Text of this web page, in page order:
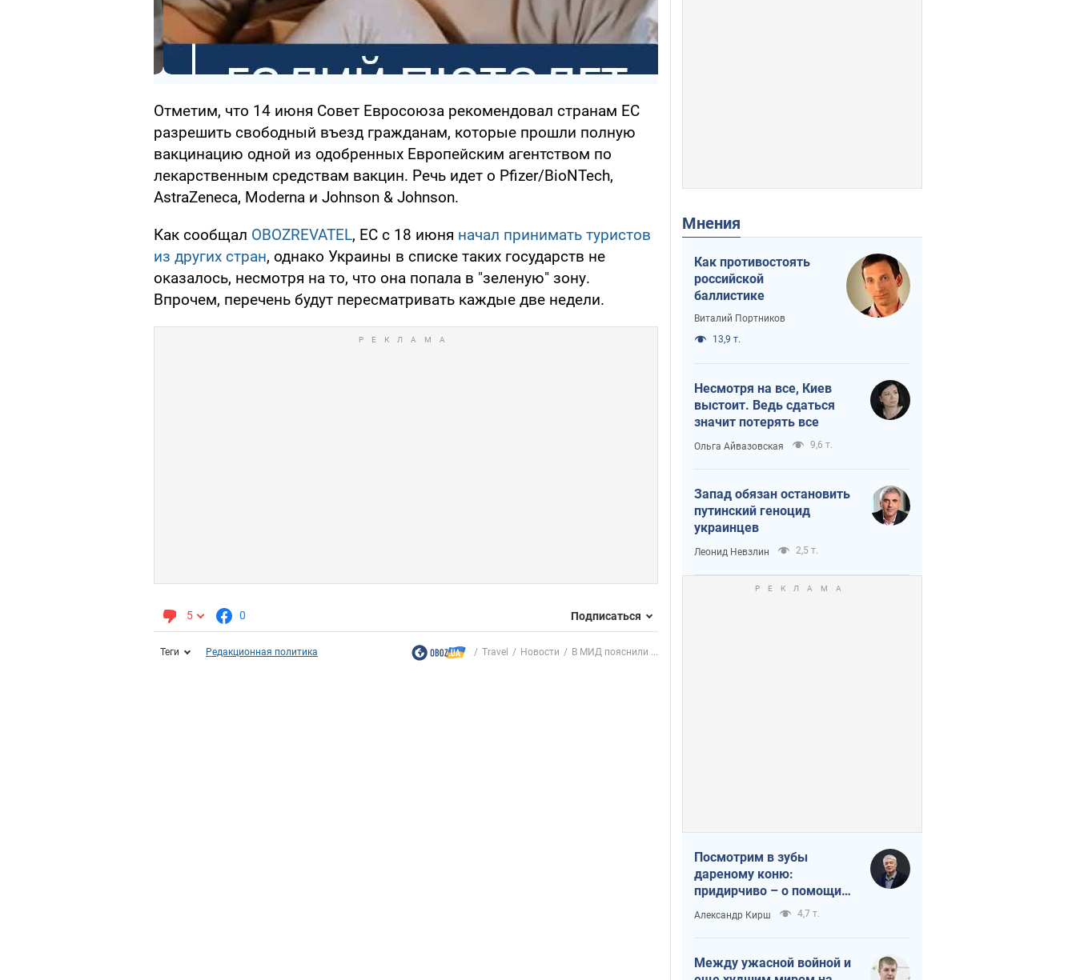
Отметим, что 14 июня Совет Евросоюза рекомендовал странам ЕС
разрешить свободный въезд гражданам, которые прошли полную
вакцинацию одной из одобренных Европейским агентством по
лекарственным средствам вакцин. Речь идет о Pfizer/BioNTech,
AstraZeneca, Moderna и Johnson & Johnson.
Как сообщал OBOZREVATEL, ЕС с 18 июня начал принимать туристов
из других стран, однако Украины в списке таких государств не
оказалось, несмотря на то, что она попала в "зеленую" зону.
Впрочем, перечень будут пересматривать каждые две недели.
5 0 Подписаться
Теги Редакционная политика Travel Новости В МИД пояснили ...
Мнения
Как противостоять
российской
баллистике
Виталий Портников
13,9 т.
Несмотря на все, Киев
выстоит. Ведь сдаться
значит потерять все
Ольга Айвазовская 9,6 т.
Запад обязан остановить
путинский геноцид
украинцев
Леонид Невзлин 2,5 т.
Посмотрим в зубы
дареному коню:
придирчиво – о помощи
Украине
Александр Кирш 4,7 т.
Между ужасной войной и